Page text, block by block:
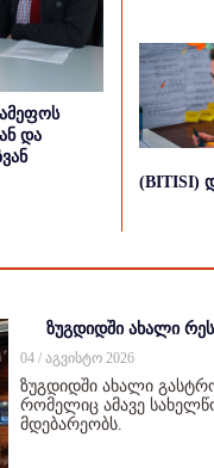
და
(BITISI)
ზუგდიდში ახალი
04 / აგვისტო 2026
ზუგდიდში ახალი
რომელიც ამავე
მდებარეობს.